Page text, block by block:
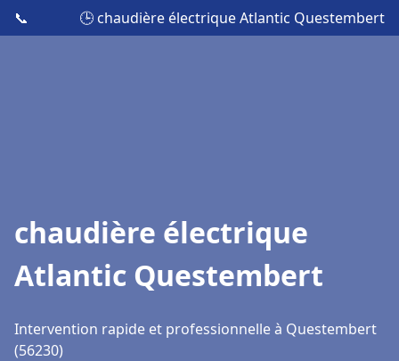
📞 🕒 chaudière électrique Atlantic Questembert
chaudière électrique
Atlantic Questembert
Intervention rapide et professionnelle à Questembert
(56230)